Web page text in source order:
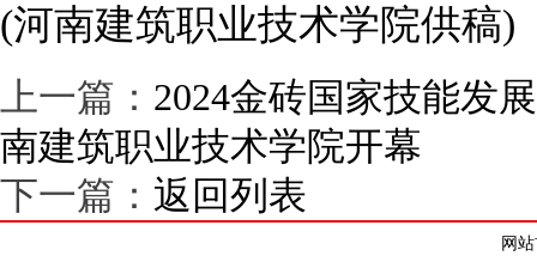
(河南建筑职业技术学院供稿)
上一篇： 2024金砖国家技能发
南建筑职业技术学院开幕
下一篇： 返回列表
网